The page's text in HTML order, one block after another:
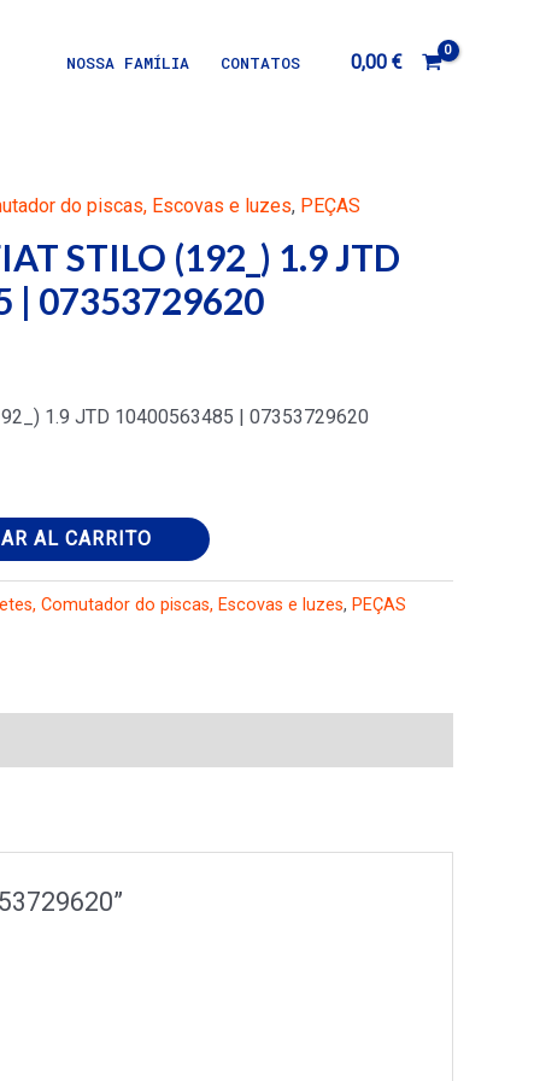
NOSSA FAMÍLIA CONTATOS 0,00 €
do piscas, Escovas e luzes, PEÇAS
STILO (192_) 1.9 JTD
| 07353729620
1.9 JTD 10400563485 | 07353729620
AL CARRITO
Comutador do piscas, Escovas e luzes, PEÇAS